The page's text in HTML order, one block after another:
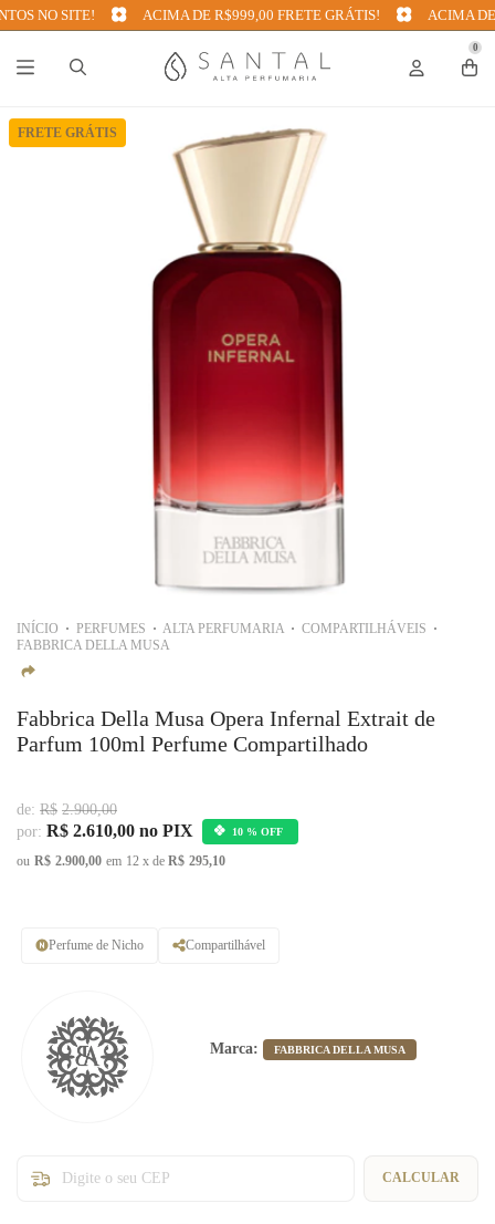
NO SITE! ACIMA DE R$999,00 FRETE GRÁTIS! ACIMA DE
0
FRETE GRÁTIS
INÍCIO PERFUMES ALTA PERFUMARIA
COMPARTILHÁVEIS
FABBRICA DELLA MUSA
Fabbrica Della Musa Opera Infernal Extrait de
Parfum 100ml Perfume Compartilhado
de: R$ 2.900,00
por: R$ 2.610,00 no PIX 10 % OFF
ou R$ 2.900,00 em 12 x de R$ 295,10
Marca: FABBRICA DELLA MUSA
Perfume de Nicho Compartilhável
CALCULAR